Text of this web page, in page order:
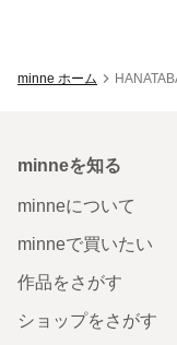
minne ホーム
minneを知る
minneについて
minneで買いたい
作品をさがす
ショップをさがす